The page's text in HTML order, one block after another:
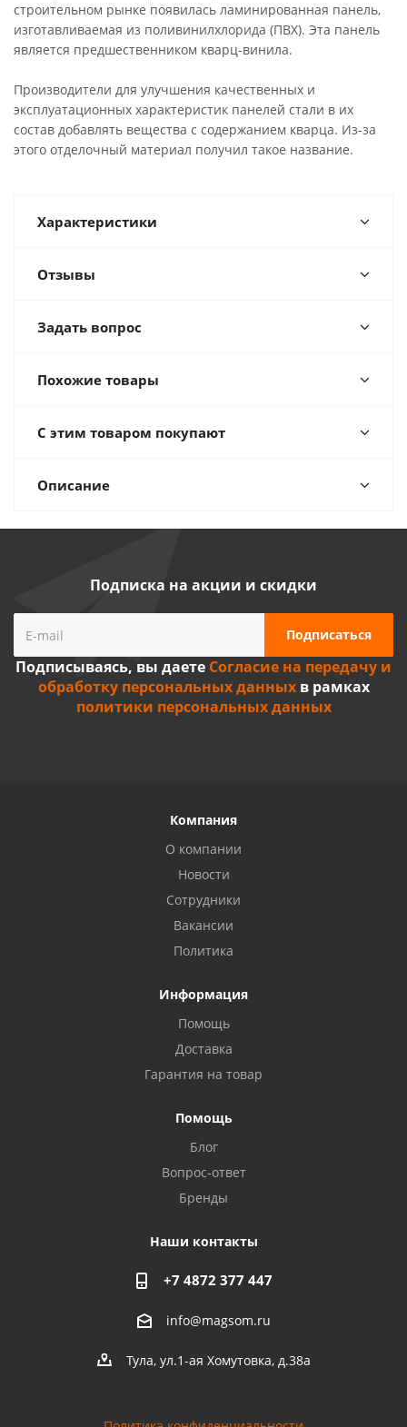
строительном рынке появилась ламинированная панель,
изготавливаемая из поливинилхлорида (ПВХ). Эта панель
является предшественником кварц-винила.
Производители для улучшения качественных и
эксплуатационных характеристик панелей стали в их
состав добавлять вещества с содержанием кварца. Из-за
этого отделочный материал получил такое название.
Характеристики
Отзывы
Задать вопрос
Похожие товары
С этим товаром покупают
Описание
Подписка на акции и скидки
Подписываясь, вы даете Согласие на передачу и
обработку персональных данныхв рамках
политики персональных данных
Компания
О компании
Новости
Сотрудники
Вакансии
Политика
Информация
Помощь
Доставка
Гарантия на товар
Помощь
Блог
Вопрос-ответ
Бренды
Наши контакты
+7 4872 377 447
info@magsom.ru
Тула, ул.1-ая Хомутовка, д.38а